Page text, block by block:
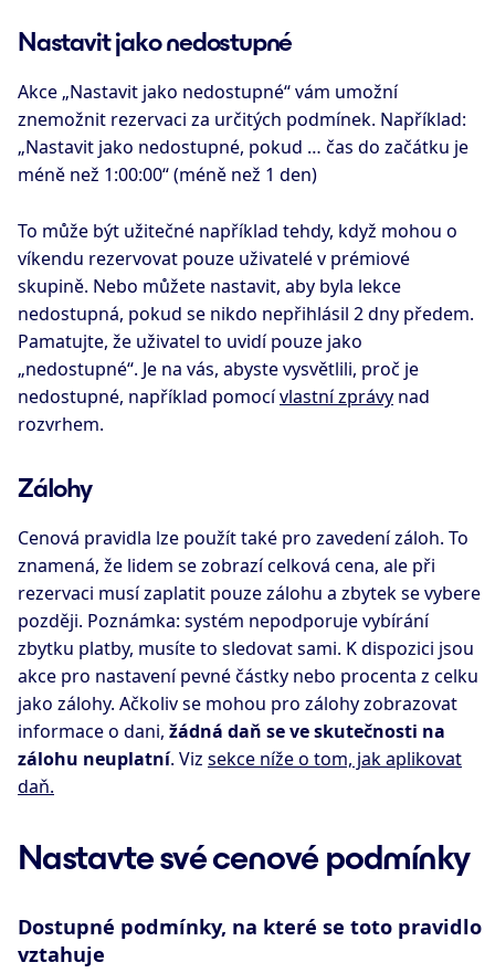
Nastavit jako nedostupné
Akce „Nastavit jako nedostupné“ vám umožní
znemožnit rezervaci za určitých podmínek. Například:
„Nastavit jako nedostupné, pokud … čas do začátku je
méně než 1:00:00“ (méně než 1 den)
To může být užitečné například tehdy, když mohou o
víkendu rezervovat pouze uživatelé v prémiové
skupině. Nebo můžete nastavit, aby byla lekce
nedostupná, pokud se nikdo nepřihlásil 2 dny předem.
Pamatujte, že uživatel to uvidí pouze jako
„nedostupné“. Je na vás, abyste vysvětlili, proč je
nedostupné, například pomocívlastní zprávy nad
rozvrhem.
Zálohy
Cenová pravidla lze použít také pro zavedení záloh. To
znamená, že lidem se zobrazí celková cena, ale při
rezervaci musí zaplatit pouze zálohu a zbytek se vybere
později. Poznámka: systém nepodporuje vybírání
zbytku platby, musíte to sledovat sami. K dispozici jsou
akce pro nastavení pevné částky nebo procenta z celku
jako zálohy. Ačkoliv se mohou pro zálohy zobrazovat
informace o dani, žádná daň se ve skutečnosti na
zálohu neuplatní. Viz sekce níže o tom, jak aplikovat
daň.
Nastavte své cenové podmínky
Dostupné podmínky, na které se toto pravidlo
vztahuje